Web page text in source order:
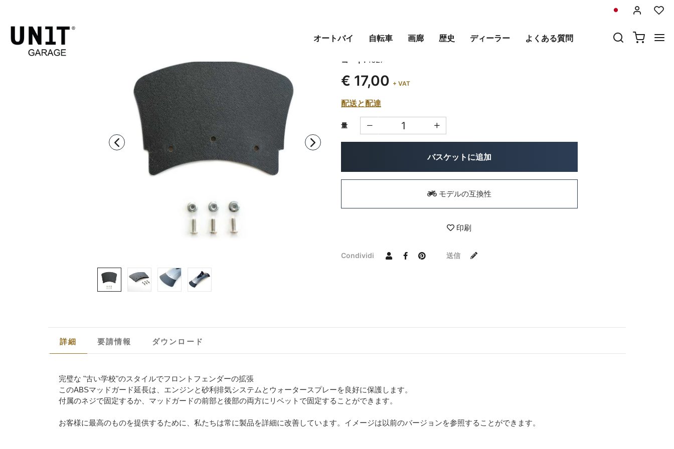
オートバイ 自転車 画廊 歴史 ディーラー よくある質問
フェンダー延長
コード: 1627
€ 17,00 + VAT
配送と配達
量
バスケットに追加
モデルの互換性
印刷
Condividi 送信
詳細 要請情報 ダウンロード
完璧な "古い学校"のスタイルでフロントフェンダーの拡張
このABSマッドガード延長は、エンジンと砂利排気システムとウォータースプレーを良好に保護します。
付属のネジで固定するか、マッドガードの前部と後部の両方にリベットで固定することができます。
お客様に最高のものを提供するために、私たちは常に製品を詳細に改善しています。イメージは以前のバージョンを参照することができます。